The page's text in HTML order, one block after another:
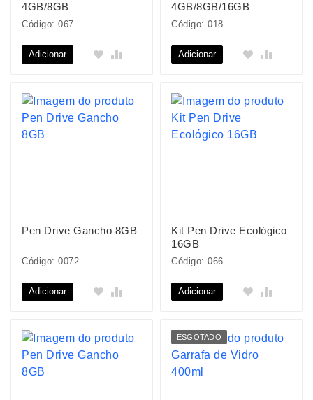
4GB/8GB
Código: 067
Adicionar
4GB/8GB/16GB
Código: 018
Adicionar
Pen Drive Gancho 8GB
Código: 0072
Adicionar
Kit Pen Drive Ecológico
16GB
Código: 066
Adicionar
ESGOTADO